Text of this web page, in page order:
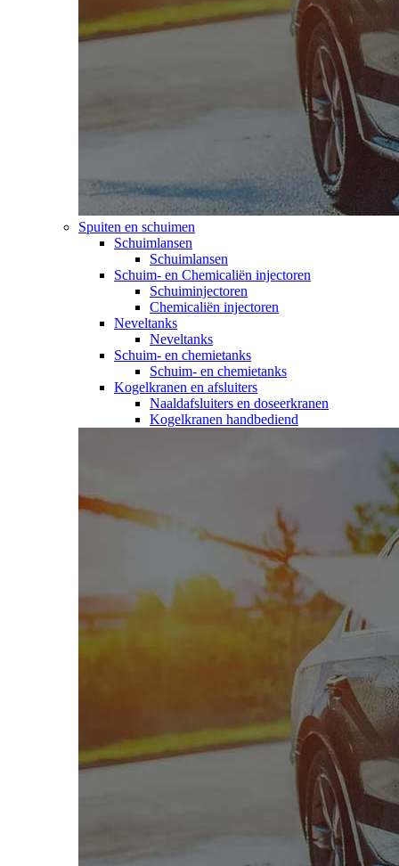
Spuiten en schuimen
Schuimlansen
Schuimlansen
Schuim- en Chemicaliën injectoren
Schuiminjectoren
Chemicaliën injectoren
Neveltanks
Neveltanks
Schuim- en chemietanks
Schuim- en chemietanks
Kogelkranen en afsluiters
Naaldafsluiters en doseerkranen
Kogelkranen handbediend